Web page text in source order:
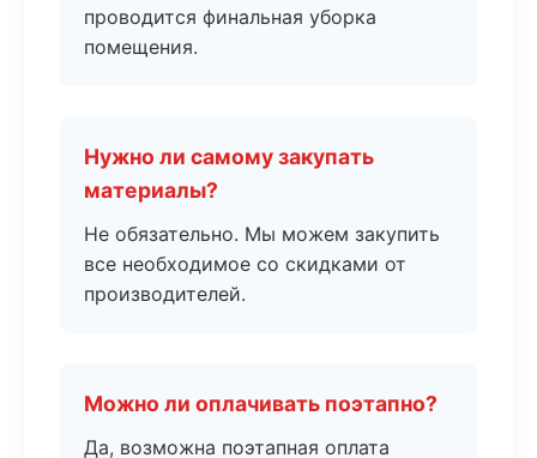
проводится финальная уборка
помещения.
Нужно ли самому закупать
материалы?
Не обязательно. Мы можем закупить
все необходимое со скидками от
производителей.
Можно ли оплачивать поэтапно?
Да, возможна поэтапная оплата